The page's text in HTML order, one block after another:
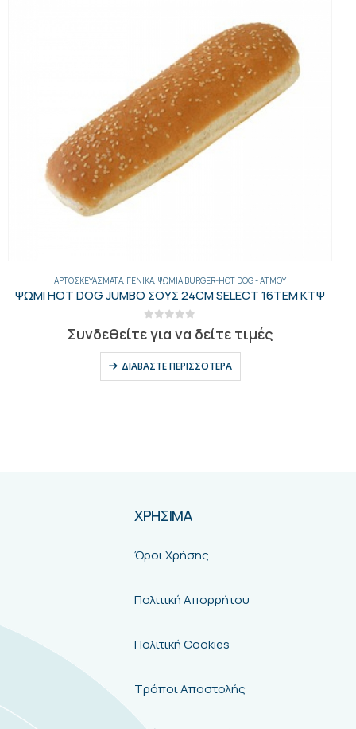
ΑΡΤΟΣΚΕΥΆΣΜΑΤΑ ΓΕΝΙΚΑ ΨΩΜΙΆ BURGER-HOT DOG - AΤΜΟΎ
ΨΩΜΙ HOT DOG JUMBO ΣΟΥΣ 24CM SELECT 16ΤΕΜ ΚΤΨ
Συνδεθείτε για να δείτε τιμές
ΔΙΑΒΆΣΤΕ ΠΕΡΙΣΣΌΤΕΡΑ
ΧΡΗΣΙΜΑ
Όροι Χρήσης
Πολιτική Απορρήτου
Πολιτική Cookies
Τρόποι Αποστολής